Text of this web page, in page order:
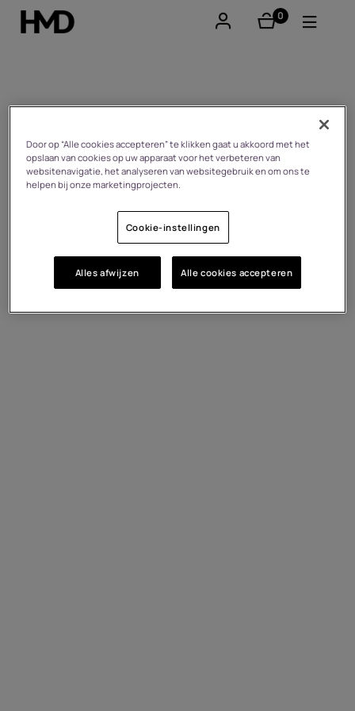
0
product(en)
Smartphones
Feature phones
Accessoires
Aanbiedingen
Device recycling
Door op “Alle cookies accepteren” te klikken gaat u akkoord met het
opslaan van cookies op uw apparaat voor het verbeteren van
websitenavigatie, het analyseren van websitegebruik en om ons te
helpen bij onze marketingprojecten.
Cookie-instellingen
Alles afwijzen Alle cookies accepteren